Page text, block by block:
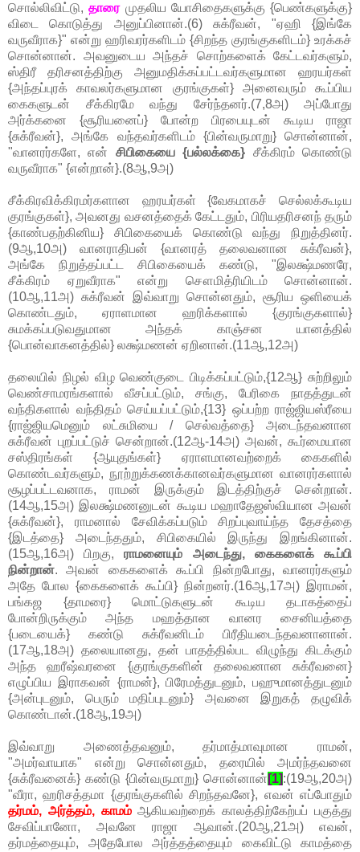
சொல்லிவிட்டு,தாரைமுதலிய யோசிதைகளுக்கு {பெண்களுக்கு}
விடை கொடுத்து அனுப்பினான்.(6) சுக்ரீவன், "ஏஹி {இங்கே
வருவீராக}" என்று ஹரிவரர்களிடம் {சிறந்த குரங்குகளிடம்} உரக்கச்
சொன்னான். அவனுடைய அந்தச் சொற்களைக் கேட்டவர்களும்,
ஸ்திரீ தரிசனத்திற்கு அனுமதிக்கப்பட்டவர்களுமான ஹரயர்கள்
{அந்தப்புரக் காவலர்களுமான குரங்குகள்} அனைவரும் கூப்பிய
கைகளுடன் சீக்கிரமே வந்து சேர்ந்தனர்.(7,8அ) அப்போது
அர்க்கனை {சூரியனைப்} போன்ற பிரபையுடன் கூடிய ராஜா
{சுக்ரீவன்}, அங்கே வந்தவர்களிடம் {பின்வருமாறு} சொன்னான்,
"வானரர்களே, என் சிபிகையை {பல்லக்கை} சீக்கிரம் கொண்டு
வருவீராக" {என்றான்}.(8ஆ,9அ)
சீக்கிரவிக்கிரமர்களான ஹரயர்கள் {வேகமாகச் செல்லக்கூடிய
குரங்குகள்}, அவனது வசனத்தைக் கேட்டதும், பிரியதரிசனந் தரும்
{காண்பதற்கினிய} சிபிகையைக் கொண்டு வந்து நிறுத்தினர்.
(9ஆ,10அ) வானராதிபன் {வானரத் தலைவனான சுக்ரீவன்},
அங்கே நிறுத்தப்பட்ட சிபிகையைக் கண்டு, "இலக்ஷ்மணரே,
சீக்கிரம் ஏறுவீராக" என்று சௌமித்ரியிடம் சொன்னான்.
(10ஆ,11அ) சுக்ரீவன் இவ்வாறு சொன்னதும், சூரிய ஒளியைக்
கொண்டதும், ஏராளமான ஹரிக்களால் {குரங்குகளால்}
சுமக்கப்படுவதுமான அந்தக் காஞ்சன யானத்தில்
{பொன்வாகனத்தில்} லக்ஷ்மணன் ஏறினான்.(11ஆ,12அ)
தலையில் நிழல் விழ வெண்குடை பிடிக்கப்பட்டும்,{12ஆ} சுற்றிலும்
வெண்சாமரங்களால் வீசப்பட்டும், சங்கு, பேரிகை நாதத்துடன்
வந்திகளால் வந்திதம் செய்யப்பட்டும்,{13} ஒப்பற்ற ராஜ்ஜியஸ்ரீயை
{ராஜ்ஜியமெனும் லட்சுமியை / செல்வத்தை} அடைந்தவனான
சுக்ரீவன் புறப்பட்டுச் சென்றான்.(12ஆ-14அ) அவன், கூர்மையான
சஸ்திரங்கள் {ஆயுதங்கள்} ஏராளமானவற்றைக் கைகளில்
கொண்டவர்களும், நூற்றுக்கணக்கானவர்களுமான வானரர்களால்
சூழப்பட்டவனாக, ராமன் இருக்கும் இடத்திற்குச் சென்றான்.
(14ஆ,15அ) இலக்ஷ்மணனுடன் கூடிய மஹாதேஜஸ்வியான அவன்
{சுக்ரீவன்}, ராமனால் சேவிக்கப்படும் சிறப்புவாய்ந்த தேசத்தை
{இடத்தை} அடைந்ததும், சிபிகையில் இருந்து இறங்கினான்.
(15ஆ,16அ) பிறகு,ராமனையும் அடைந்து, கைகளைக் கூப்பி
நின்றான். அவன் கைகளைக் கூப்பி நின்றபோது, வானரர்களும்
அதே போல {கைகளைக் கூப்பி} நின்றனர்.(16ஆ,17அ) இராமன்,
பங்கஜ {தாமரை} மொட்டுகளுடன் கூடிய தடாகத்தைப்
போன்றிருக்கும் அந்த மஹத்தான வானர சைனியத்தை
{படையைக்} கண்டு சுக்ரீவனிடம் பிரீதியடைந்தவனானான்.
(17ஆ,18அ) தலையானது, தன் பாதத்தில்பட விழுந்து கிடக்கும்
அந்த ஹரீஷ்வரனை {குரங்குகளின் தலைவனான சுக்ரீவனை}
எழுப்பிய இராகவன் {ராமன்}, பிரேமத்துடனும், பஹுமானத்துடனும்
{அன்புடனும், பெரும் மதிப்புடனும்} அவனை இறுகத் தழுவிக்
கொண்டான்.(18ஆ,19அ)
இவ்வாறு அணைத்தவனும், தர்மாத்மாவுமான ராமன்,
"அமர்வாயாக" என்று சொன்னதும், தரையில் அமர்ந்தவனை
{சுக்ரீவனைக்} கண்டு {பின்வருமாறு} சொன்னான் [1]:(19ஆ,20அ)
"வீரா, ஹரிசத்தமா {குரங்குகளில் சிறந்தவனே}, எவன் எப்போதும்
தர்மம், அர்த்தம், காமம்ஆகியவற்றைக் காலத்திற்கேற்பப் பகுத்து
சேவிப்பானோ, அவனே ராஜா ஆவான்.(20ஆ,21அ) எவன்,
தர்மத்தையும், அதேபோல அர்த்தத்தையும் கைவிட்டு காமத்தை